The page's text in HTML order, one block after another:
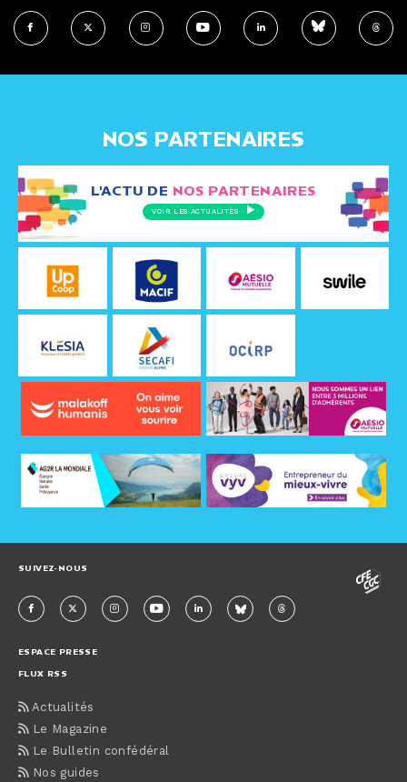
NOS PARTENAIRES
L'ACTU DE NOS PARTENAIRES
VOIR LES ACTUALITÉS
SUIVEZ-NOUS
ESPACE PRESSE
FLUX RSS
Actualités
Le Magazine
Le Bulletin confédéral
Nos guides